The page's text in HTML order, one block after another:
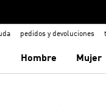
pedidos y devoluciones
Hombre Mujer